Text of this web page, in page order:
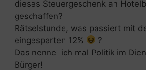
dieses Steuergeschenk an
geschaffen?
Rätselstunde, was passiert mit
eingesparten 12%
?
Das nenne ich mal Politik im
Bürger!